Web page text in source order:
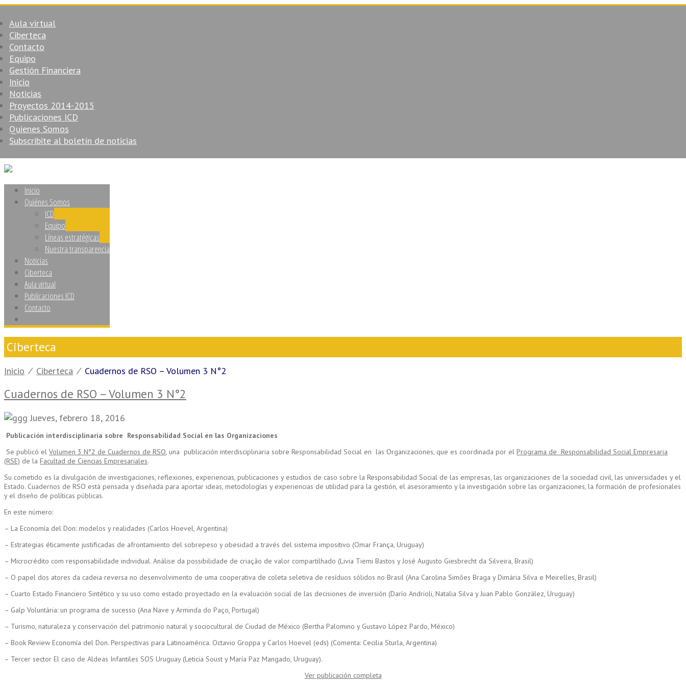
Aula virtual
Ciberteca
Contacto
Equipo
Gestión Financiera
Inicio
Noticias
Proyectos 2014-2015
Publicaciones ICD
Quienes Somos
Subscribite al boletín de noticias
Inicio
Quiénes Somos
ICD
Equipo
Líneas estratégicas
Nuestra transparencia
Noticias
Ciberteca
Aula virtual
Publicaciones ICD
Contacto
Ciberteca
Inicio ⁄ Ciberteca ⁄ Cuadernos de RSO – Volumen 3 N°2
Cuadernos de RSO – Volumen 3 N°2
Jueves, febrero 18, 2016
Publicación interdisciplinaria sobre Responsabilidad Social en las Organizaciones
Se publicó el Volumen 3 N°2 de Cuadernos de RSO , una publicación interdisciplinaria sobre Responsabilidad Social en las Organizaciones, que es coordinada por el Programa de Responsabilidad Social Empresaria
(RSE) de la Facultad de Ciencias Empresariales.
Su cometido es la divulgación de investigaciones, reflexiones, experiencias, publicaciones y estudios de caso sobre la Responsabilidad Social de las empresas, las organizaciones de la sociedad civil, las universidades y el
Estado. Cuadernos de RSO está pensada y diseñada para aportar ideas, metodologías y experiencias de utilidad para la gestión, el asesoramiento y la investigación sobre las organizaciones, la formación de profesionales
y el diseño de políticas públicas.
En este número:
– La Economía del Don: modelos y realidades (Carlos Hoevel, Argentina)
– Estrategias éticamente justificadas de afrontamiento del sobrepeso y obesidad a través del sistema impositivo (Omar França, Uruguay)
– Microcrédito com responsabilidade individual. Análise da possibilidade de criação de valor compartilhado (Livia Tiemi Bastos y José Augusto Giesbrecht da Silveira, Brasil)
– O papel dos atores da cadeia reversa no desenvolvimento de uma cooperativa de coleta seletiva de resíduos sólidos no Brasil (Ana Carolina Simões Braga y Dimária Silva e Meirelles, Brasil)
– Cuarto Estado Financiero Sintético y su uso como estado proyectado en la evaluación social de las decisiones de inversión (Darío Andrioli, Natalia Silva y Juan Pablo González, Uruguay)
– Galp Voluntária: un programa de sucesso (Ana Nave y Arminda do Paço, Portugal)
– Turismo, naturaleza y conservación del patrimonio natural y sociocultural de Ciudad de México (Bertha Palomino y Gustavo López Pardo, México)
– Book Review Economía del Don. Perspectivas para Latinoamérica. Octavio Groppa y Carlos Hoevel (eds) (Comenta: Cecilia Sturla, Argentina)
– Tercer sector El caso de Aldeas Infantiles SOS Uruguay (Leticia Soust y María Paz Mangado, Uruguay).
Ver publicación completa